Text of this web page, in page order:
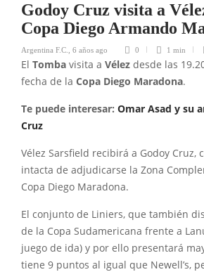
Godoy Cruz visita a
Copa Diego Armando
Argentina F.C. 6 años ago 0 1 min
El Tomba visita a Vélez desde las
fecha de la Copa Diego Maradona.
Te puede interesar: Omar Asad y su
Cruz
Vélez Sarsfield recibirá a Godoy Cruz,
intacta de adjudicarse la Zona
Copa Diego Maradona.
El conjunto de Liniers, que también
de la Copa Sudamericana frente a
juego de ida) y por ello presentará
tiene 9 puntos al igual que Newell’s,